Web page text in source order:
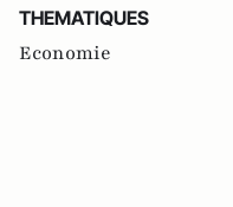
THEMATIQUES
Economie